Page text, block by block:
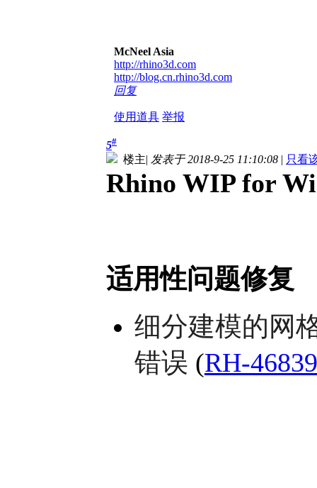
McNeel Asia
http://rhino3d.com
http://blog.cn.rhino3d.com
回复
使用道具 举报
5#
楼主| 发表于 2018-9-25 11:10:08 | 只看
Rhino WIP for
适用性问题修复
细分建模的网
错误 (RH-46839